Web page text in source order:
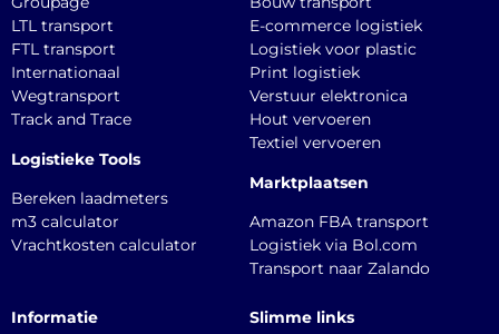
LTL transport
FTL transport
Internationaal
Wegtransport
Track and Trace
Logistieke Tools
Bereken laadmeters
m3 calculator
Vrachtkosten calculator
E-commerce logistiek
Logistiek voor plastic
Print logistiek
Verstuur elektronica
Hout vervoeren
Textiel vervoeren
Marktplaatsen
Amazon FBA transport
Logistiek via Bol.com
Transport naar Zalando
Informatie
Slimme links